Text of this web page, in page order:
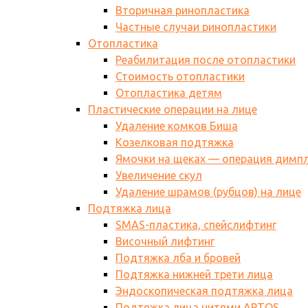
Вторичная ринопластика
Частные случаи ринопластики
Отопластика
Реабилитация после отопластики
Стоимость отопластики
Отопластика детям
Пластические операции на лице
Удаление комков Биша
Козелковая подтяжка
Ямочки на щеках — операция
Увеличение скул
Удаление шрамов (рубцов) на лице
Подтяжка лица
SMAS-пластика, спейслифтинг
Височный лифтинг
Подтяжка лба и бровей
Подтяжка нижней трети лица
Эндоскопическая подтяжка лица